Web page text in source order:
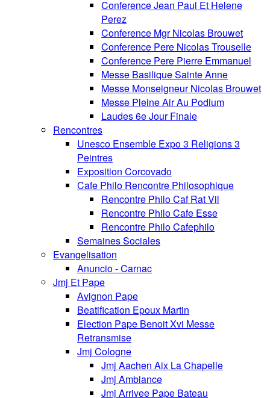
Conference Jean Paul Et Helene
Perez
Conference Mgr Nicolas Brouwet
Conference Pere Nicolas Trouselle
Conference Pere Pierre Emmanuel
Messe Basilique Sainte Anne
Messe Monseigneur Nicolas Brouwet
Messe Pleine Air Au Podium
Laudes 6e Jour Finale
Rencontres
Unesco Ensemble Expo 3 Religions 3
Peintres
Exposition Corcovado
Cafe Philo Rencontre Philosophique
Rencontre Philo Caf Rat Vil
Rencontre Philo Cafe Esse
Rencontre Philo Cafephilo
Semaines Sociales
Evangelisation
Anuncio - Carnac
Jmj Et Pape
Avignon Pape
Beatification Epoux Martin
Election Pape Benoit Xvi Messe
Retransmise
Jmj Cologne
Jmj Aachen Aix La Chapelle
Jmj Ambiance
Jmj Arrivee Pape Bateau